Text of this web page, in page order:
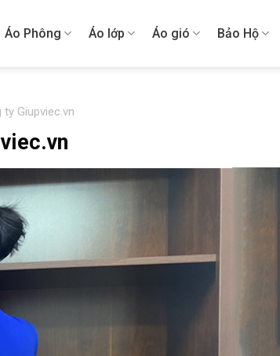
Áo Phông Áo lớp Áo gió Bảo Hộ
Giupviec.vn